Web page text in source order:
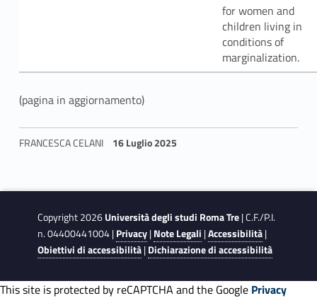
for women and
children living in
conditions of
marginalization.
(pagina in aggiornamento)
FRANCESCA CELANI 16 Luglio 2025
Copyright 2026Università degli studi Roma Tre| C.F./P.I.
n. 04400441004 |Privacy|Note Legali |Accessibilità|
Obiettivi di accessibilità|Dichiarazione di accessibilità
This site is protected by reCAPTCHA and the Google Privacy